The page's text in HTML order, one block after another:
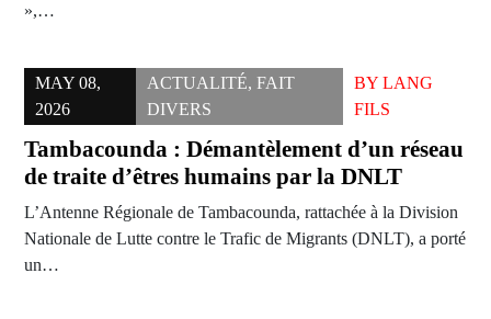
»,…
MAY 08,
2026
ACTUALITÉ, FAIT
DIVERS
BY LANG
FILS
Tambacounda : Démantèlement d’un réseau
de traite d’êtres humains par la DNLT
L’Antenne Régionale de Tambacounda, rattachée à la Division
Nationale de Lutte contre le Trafic de Migrants (DNLT), a porté
un…